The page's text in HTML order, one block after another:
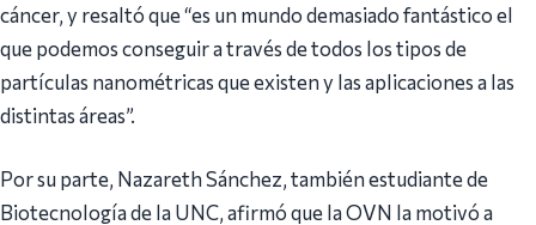
cáncer, y resaltó que “es un mundo demasiado fantástico el
que podemos conseguir a través de todos los tipos de
partículas nanométricas que existen y las aplicaciones a las
distintas áreas”.
Por su parte, Nazareth Sánchez, también estudiante de
Biotecnología de la UNC, afirmó que la OVN la motivó a